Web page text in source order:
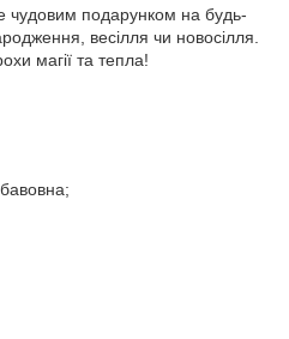
чудовим подарунком на будь-
весілля чи новосілля.
магії та тепла!